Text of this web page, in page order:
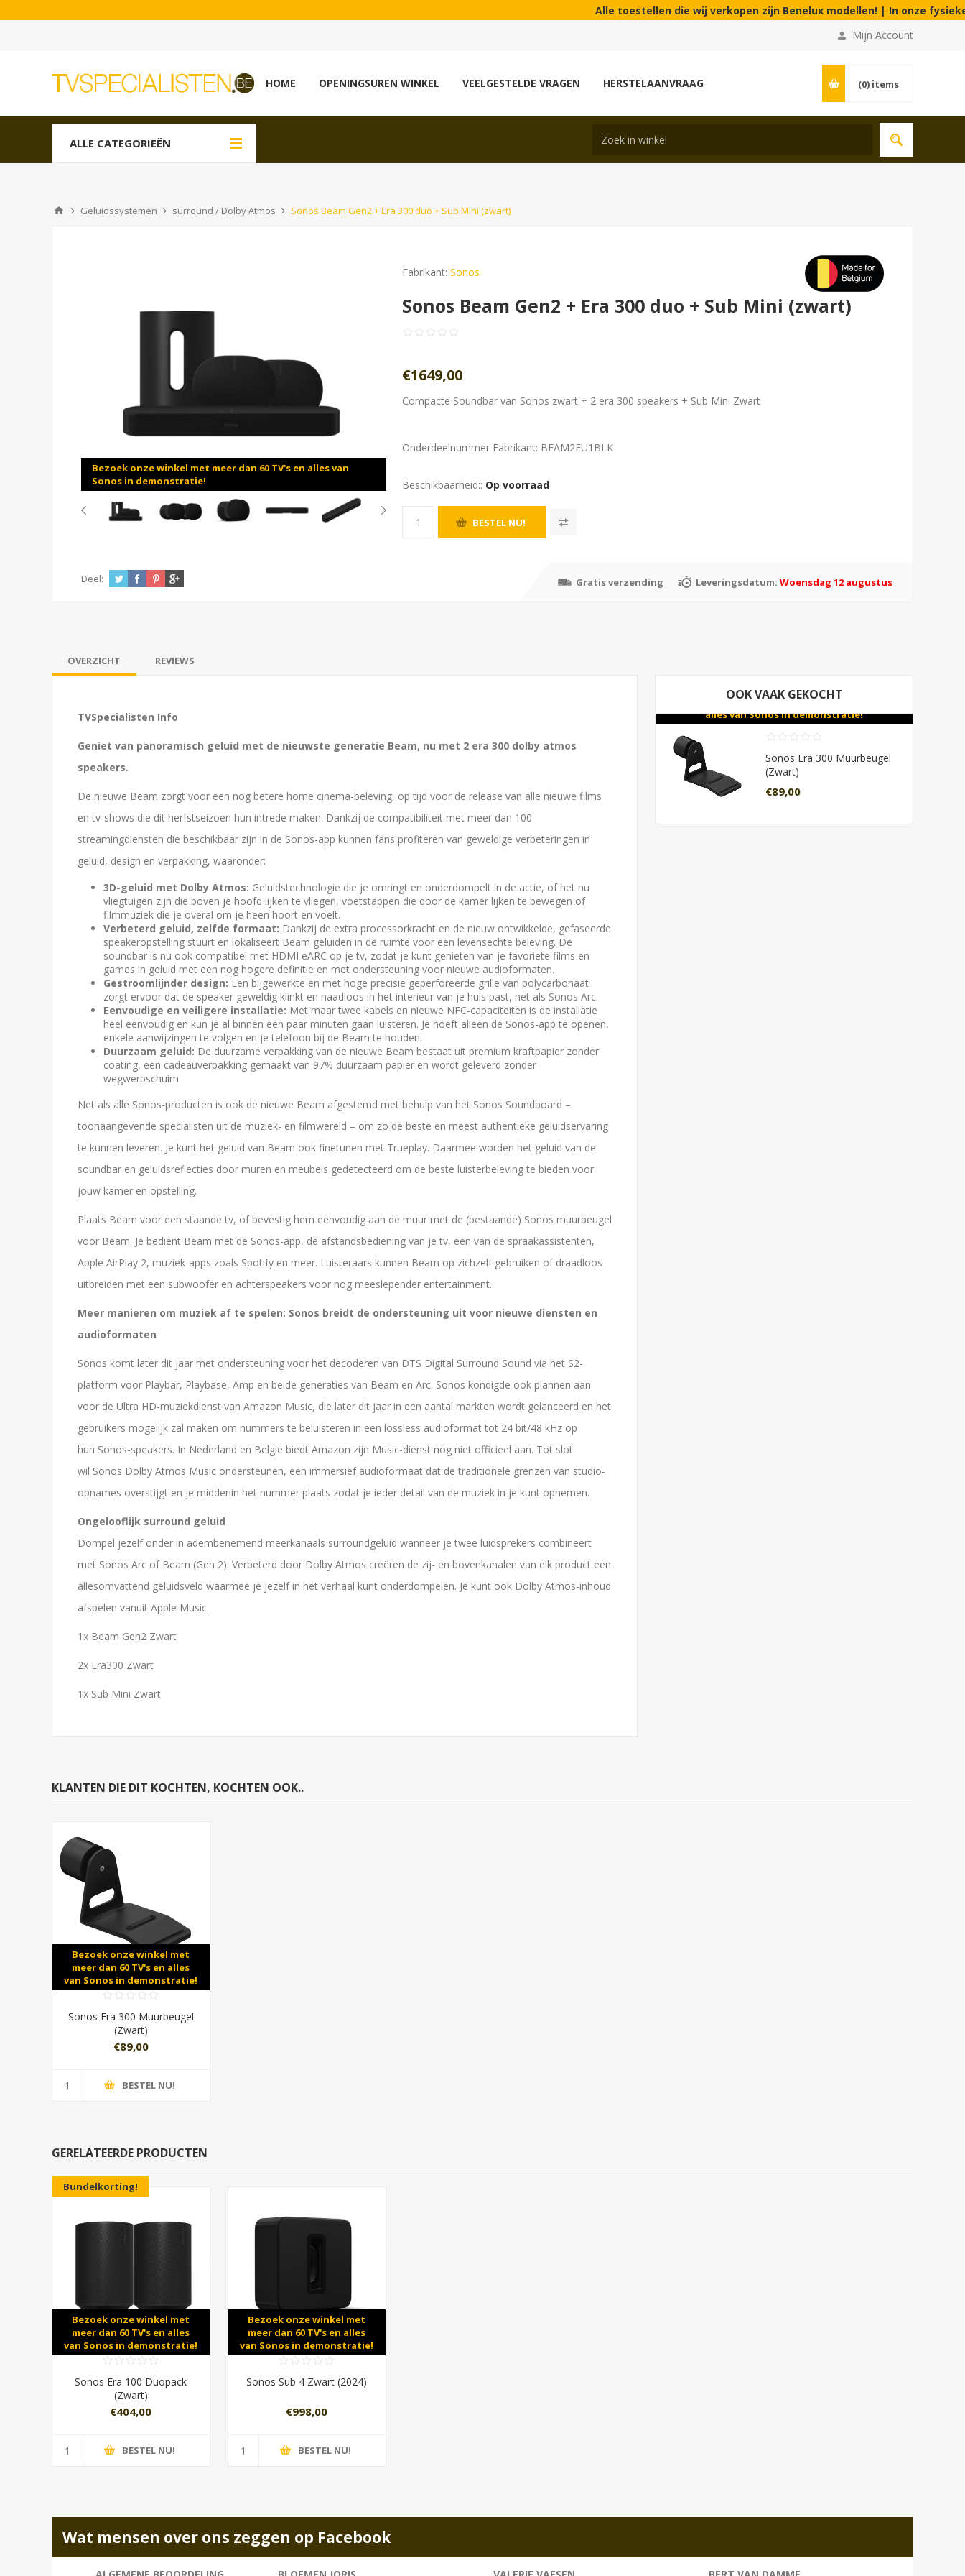
Alle toestellen die wij verkopen zijn Benelux modellen! | In onze fysieke winkel
Mijn Account
HOME OPENINGSUREN WINKEL VEELGESTELDE VRAGEN HERSTELAANVRAAG (0) items
ALLE CATEGORIEËN
Geluidssystemen surround / Dolby Atmos Sonos Beam Gen2 + Era 300 duo + Sub Mini (zwart)
Bezoek onze winkel met meer dan 60 TV's en alles van
Sonos in demonstratie!
Fabrikant: Sonos
Sonos Beam Gen2 + Era 300 duo + Sub Mini (zwart)
€1649,00
Compacte Soundbar van Sonos zwart + 2 era 300 speakers + Sub Mini Zwart
Onderdeelnummer Fabrikant: BEAM2EU1BLK
Beschikbaarheid:: Op voorraad
Deel: Gratis verzending Leveringsdatum: Woensdag 12 augustus
OVERZICHT REVIEWS
TVSpecialisten Info
Geniet van panoramisch geluid met de nieuwste generatie Beam, nu met 2 era 300 dolby atmos
speakers.
De nieuwe Beam zorgt voor een nog betere home cinema-beleving, op tijd voor de release van alle nieuwe films
en tv-shows die dit herfstseizoen hun intrede maken. Dankzij de compatibiliteit met meer dan 100
streamingdiensten die beschikbaar zijn in de Sonos-app kunnen fans profiteren van geweldige verbeteringen in
geluid, design en verpakking, waaronder:
3D-geluid met Dolby Atmos: Geluidstechnologie die je omringt en onderdompelt in de actie, of het nu
vliegtuigen zijn die boven je hoofd lijken te vliegen, voetstappen die door de kamer lijken te bewegen of
filmmuziek die je overal om je heen hoort en voelt.
Verbeterd geluid, zelfde formaat: Dankzij de extra processorkracht en de nieuw ontwikkelde, gefaseerde
speakeropstelling stuurt en lokaliseert Beam geluiden in de ruimte voor een levensechte beleving. De
soundbar is nu ook compatibel met HDMI eARC op je tv, zodat je kunt genieten van je favoriete films en
games in geluid met een nog hogere definitie en met ondersteuning voor nieuwe audioformaten.
Gestroomlijnder design: Een bijgewerkte en met hoge precisie geperforeerde grille van polycarbonaat
zorgt ervoor dat de speaker geweldig klinkt en naadloos in het interieur van je huis past, net als Sonos Arc.
Eenvoudige en veiligere installatie: Met maar twee kabels en nieuwe NFC-capaciteiten is de installatie
heel eenvoudig en kun je al binnen een paar minuten gaan luisteren. Je hoeft alleen de Sonos-app te openen,
enkele aanwijzingen te volgen en je telefoon bij de Beam te houden.
Duurzaam geluid: De duurzame verpakking van de nieuwe Beam bestaat uit premium kraftpapier zonder
coating, een cadeauverpakking gemaakt van 97% duurzaam papier en wordt geleverd zonder
wegwerpschuim
Net als alle Sonos-producten is ook de nieuwe Beam afgestemd met behulp van het Sonos Soundboard –
toonaangevende specialisten uit de muziek- en filmwereld – om zo de beste en meest authentieke geluidservaring
te kunnen leveren. Je kunt het geluid van Beam ook finetunen met Trueplay. Daarmee worden het geluid van de
soundbar en geluidsreflecties door muren en meubels gedetecteerd om de beste luisterbeleving te bieden voor
jouw kamer en opstelling.
Plaats Beam voor een staande tv, of bevestig hem eenvoudig aan de muur met de (bestaande) Sonos muurbeugel
voor Beam. Je bedient Beam met de Sonos-app, de afstandsbediening van je tv, een van de spraakassistenten,
Apple AirPlay 2, muziek-apps zoals Spotify en meer. Luisteraars kunnen Beam op zichzelf gebruiken of draadloos
uitbreiden met een subwoofer en achterspeakers voor nog meeslepender entertainment.
Meer manieren om muziek af te spelen: Sonos breidt de ondersteuning uit voor nieuwe diensten en
audioformaten
Sonos komt later dit jaar met ondersteuning voor het decoderen van DTS Digital Surround Sound via het S2-
platform voor Playbar, Playbase, Amp en beide generaties van Beam en Arc. Sonos kondigde ook plannen aan
voor de Ultra HD-muziekdienst van Amazon Music, die later dit jaar in een aantal markten wordt gelanceerd en het
gebruikers mogelijk zal maken om nummers te beluisteren in een lossless audioformat tot 24 bit/48 kHz op
hun Sonos-speakers. In Nederland en België biedt Amazon zijn Music-dienst nog niet officieel aan. Tot slot
wil Sonos Dolby Atmos Music ondersteunen, een immersief audioformaat dat de traditionele grenzen van studio-
opnames overstijgt en je middenin het nummer plaats zodat je ieder detail van de muziek in je kunt opnemen.
Ongelooflijk surround geluid
Dompel jezelf onder in adembenemend meerkanaals surroundgeluid wanneer je twee luidsprekers combineert
met Sonos Arc of Beam (Gen 2). Verbeterd door Dolby Atmos creëren de zij- en bovenkanalen van elk product een
allesomvattend geluidsveld waarmee je jezelf in het verhaal kunt onderdompelen. Je kunt ook Dolby Atmos-inhoud
afspelen vanuit Apple Music.
1x Beam Gen2 Zwart
2x Era300 Zwart
1x Sub Mini Zwart
OOK VAAK GEKOCHT
Bezoek onze winkel met meer dan 60 TV's en
alles van Sonos in demonstratie!
Sonos Era 300 Muurbeugel
(Zwart)
€89,00
KLANTEN DIE DIT KOCHTEN, KOCHTEN OOK..
Bezoek onze winkel met
meer dan 60 TV's en alles
van Sonos in demonstratie!
Sonos Era 300 Muurbeugel
(Zwart)
€89,00
BESTEL NU!
GERELATEERDE PRODUCTEN
Bundelkorting!
Bezoek onze winkel met
meer dan 60 TV's en alles
van Sonos in demonstratie!
Sonos Era 100 Duopack
(Zwart)
€404,00
BESTEL NU!
Bezoek onze winkel met
meer dan 60 TV's en alles
van Sonos in demonstratie!
Sonos Sub 4 Zwart (2024)
€998,00
BESTEL NU!
Wat mensen over ons zeggen op Facebook